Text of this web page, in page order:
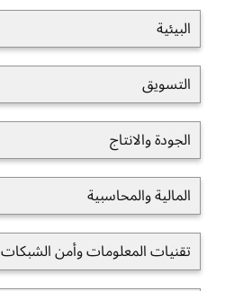
البيئية
التسويق
الجودة والانتاج
المالية والمحاسبية
تقنيات المعلومات وأمن الشبكات